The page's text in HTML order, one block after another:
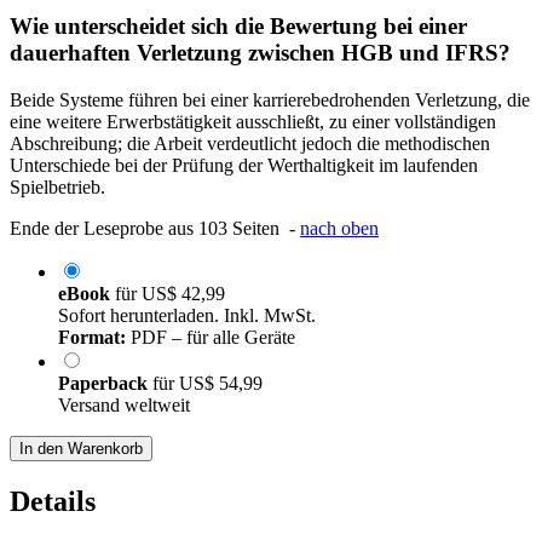
Wie unterscheidet sich die Bewertung bei einer
dauerhaften Verletzung zwischen HGB und IFRS?
Beide Systeme führen bei einer karrierebedrohenden Verletzung, die
eine weitere Erwerbstätigkeit ausschließt, zu einer vollständigen
Abschreibung; die Arbeit verdeutlicht jedoch die methodischen
Unterschiede bei der Prüfung der Werthaltigkeit im laufenden
Spielbetrieb.
Ende der Leseprobe aus 103 Seiten - nach oben
eBook fürUS$ 42,99
Sofort herunterladen. Inkl. MwSt.
Format: PDF – für alle Geräte
Paperback fürUS$ 54,99
Versand weltweit
In den Warenkorb
Details